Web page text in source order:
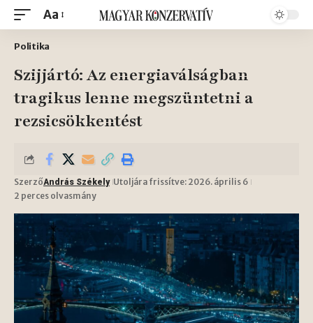
Aa
Politika
Szijjártó: Az energiaválságban
tragikus lenne megszüntetni a
rezsicsökkentést
SzerzőAndrás Székely Utoljára frissítve: 2026. április 6
2 perces olvasmány